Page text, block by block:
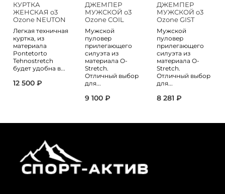
КУРТКА
ЖЕНСКАЯ o3
Ozone NEUTON
Легкая техничная
куртка, из
материала
Pontetorto
Tehnostretch
будет удобна в...
12 500 ₽
ДЖЕМПЕР
МУЖСКОЙ o3
Ozone COIL
Мужской
пуловер
прилегающего
силуэта из
материала O-
Stretch.
Отличный выбор
для...
9 100 ₽
ДЖЕМПЕР
МУЖСКОЙ o3
Ozone GIST
Мужской
пуловер
прилегающего
силуэта из
материала O-
Stretch.
Отличный выбор
для...
8 281 ₽